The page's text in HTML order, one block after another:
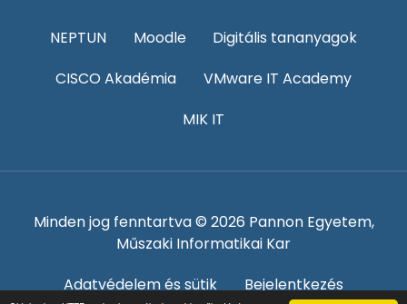
NEPTUN Moodle
Digitális tananyagok
CISCO Akadémia
VMware IT Academy
MIK IT
Minden jog fenntartva © 2026 Pannon Egyetem,
Műszaki Informatikai Kar
Adatvédelem és sütik
Bejelentkezés